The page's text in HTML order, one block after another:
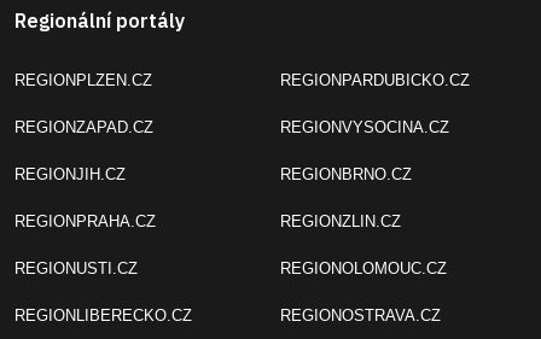
Regionální portály
REGIONPLZEN.CZ
REGIONZAPAD.CZ
REGIONJIH.CZ
REGIONPRAHA.CZ
REGIONUSTI.CZ
REGIONLIBERECKO.CZ
REGIONPARDUBICKO.CZ
REGIONVYSOCINA.CZ
REGIONBRNO.CZ
REGIONZLIN.CZ
REGIONOLOMOUC.CZ
REGIONOSTRAVA.CZ